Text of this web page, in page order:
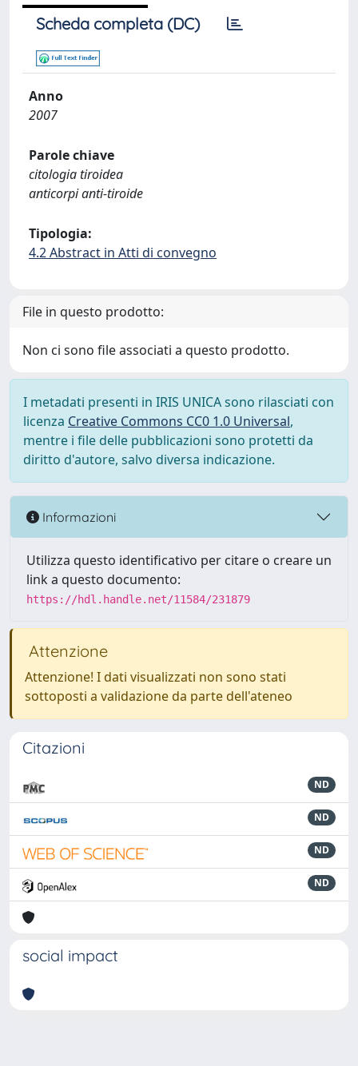
Scheda completa (DC)
Anno
2007
Parole chiave
citologia tiroidea
anticorpi anti-tiroide
Tipologia:
4.2 Abstract in Atti di convegno
File in questo prodotto:
Non ci sono file associati a questo prodotto.
I metadati presenti in IRIS UNICA sono rilasciati con
licenza Creative Commons CC0 1.0 Universal,
mentre i file delle pubblicazioni sono protetti da
diritto d'autore, salvo diversa indicazione.
Informazioni
Utilizza questo identificativo per citare o creare un
link a questo documento:
https://hdl.handle.net/11584/231879
Attenzione
Attenzione! I dati visualizzati non sono stati
sottoposti a validazione da parte dell'ateneo
Citazioni
ND
ND
ND
ND
social impact